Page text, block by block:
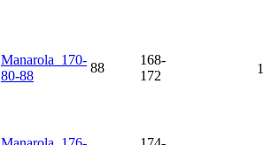
Manarola_170-
80-88
88
168-
172